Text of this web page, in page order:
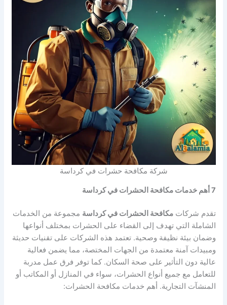
شركة مكافحة حشرات في كرداسة
7 أهم خدمات مكافحة الحشرات في كرداسة
تقدم شركاتمكافحة الحشرات في كرداسة مجموعة من الخدمات
الشاملة التي تهدف إلى القضاء على الحشرات بمختلف أنواعها
وضمان بيئة نظيفة وصحية. تعتمد هذه الشركات على تقنيات حديثة
ومبيدات آمنة معتمدة من الجهات المختصة، مما يضمن فعالية
عالية دون التأثير على صحة السكان. كما توفر فرق عمل مدربة
للتعامل مع جميع أنواع الحشرات، سواء في المنازل أو المكاتب أو
المنشآت التجارية. أهم خدمات مكافحة الحشرات: